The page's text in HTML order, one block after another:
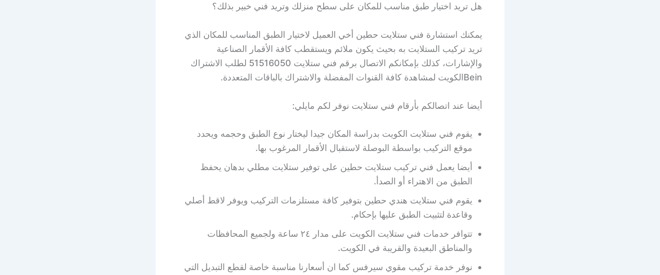
هل تريد اختيار طبق مناسب للمكان على سطح منزلك وتريد فني خبير بذلك؟
يمكنك استشارة فني ستلايت حطين أخي العميل لاختيار الطبق المناسب للمكان الذي
تريد تركيب الستلايت به بحيث يكون ملائم ويستقطب كافة الأقمار الصناعية
والإشارات، كذلك بإمكانكم الاتصال برقم فني ستلايت 51516050 لطلب الاشتراك
Beinالكويت لمشاهدة كافة القنوات المفضلة والاشتراك بالباقات المتعددة.
أيضا عند اتصالكم بأرقام فني ستلايت نوفر لكم مايلي:
يقوم فني ستلايت الكويت بدراسة المكان جيدا ليختار نوع الطبق وحجمه ويحدد
موقع التركيب بواسطة البوصلة لاستقبال الأقمار المرغوب بها.
أيضا يعمل فني تركيب ستلايت حطين على توفير ستلايت مطلي بدهان يحفظ
الطبق من الاهتراء أو الصدأ.
يقوم فني ستلايت هندي حطين بتوفير كافة مستلزمات التركيب ويوفر لاقط أصلي
وقاعدة لتثبيت الطبق عليها بإحكام.
تتوافر خدمات فني ستلايت الكويت على مدار ٢٤ ساعة ولجميع المحافظات
والمناطق البعيدة والقريبة في الكويت.
نوفر خدمة تركيب مقوي سيرفس كما ان أسعارنا مناسبة خاصة لقطع التبديل التي